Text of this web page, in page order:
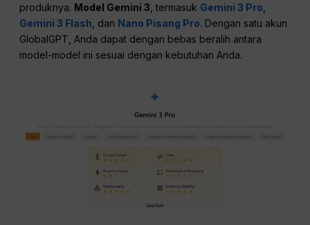
produknya. Model Gemini 3 , termasuk Gemini 3 Pro
Gemini 3 Flash , dan Nano Pisang Pro. Dengan satu akun
GlobalGPT, Anda dapat dengan bebas beralih antara
model-model ini sesuai dengan kebutuhan Anda.